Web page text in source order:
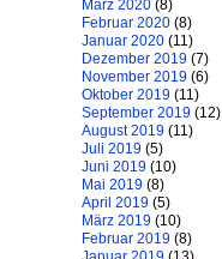
März 2020 (8)
Februar 2020 (8)
Januar 2020 (11)
Dezember 2019 (7)
November 2019 (6)
Oktober 2019 (11)
September 2019 (12)
August 2019 (11)
Juli 2019 (5)
Juni 2019 (10)
Mai 2019 (8)
April 2019 (5)
März 2019 (10)
Februar 2019 (8)